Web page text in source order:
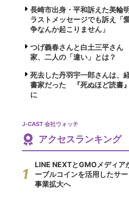
長崎市出身・平和訴えた美輪
ラストメッセージでも訴え
争なんか起こりません」
つげ義春さんと白土三平さ
家、二人の「違い」とは？
死去した丹羽宇一郎さんは、
書家だった 『死ぬほど読書
に
J-CAST 会社ウォッチ
アクセスランキング
LINE NEXTとGMOメディ
ーブルコインを活用したサ
事業拡大へ